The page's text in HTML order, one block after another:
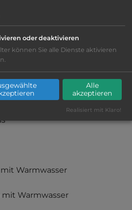
überwiegend ruhig
Warmwasser
Warmwasser
oder deaktivieren
können Sie alle Dienste aktivieren
Alle
akzeptieren
Realisiert mit Klaro!